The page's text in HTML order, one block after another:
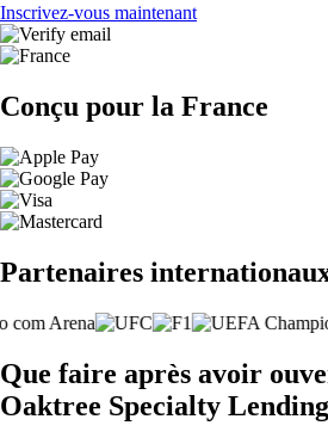
Inscrivez-vous maintenant
Conçu pour la France
Partenaires
Que faire après avoir
Oaktree Specialty